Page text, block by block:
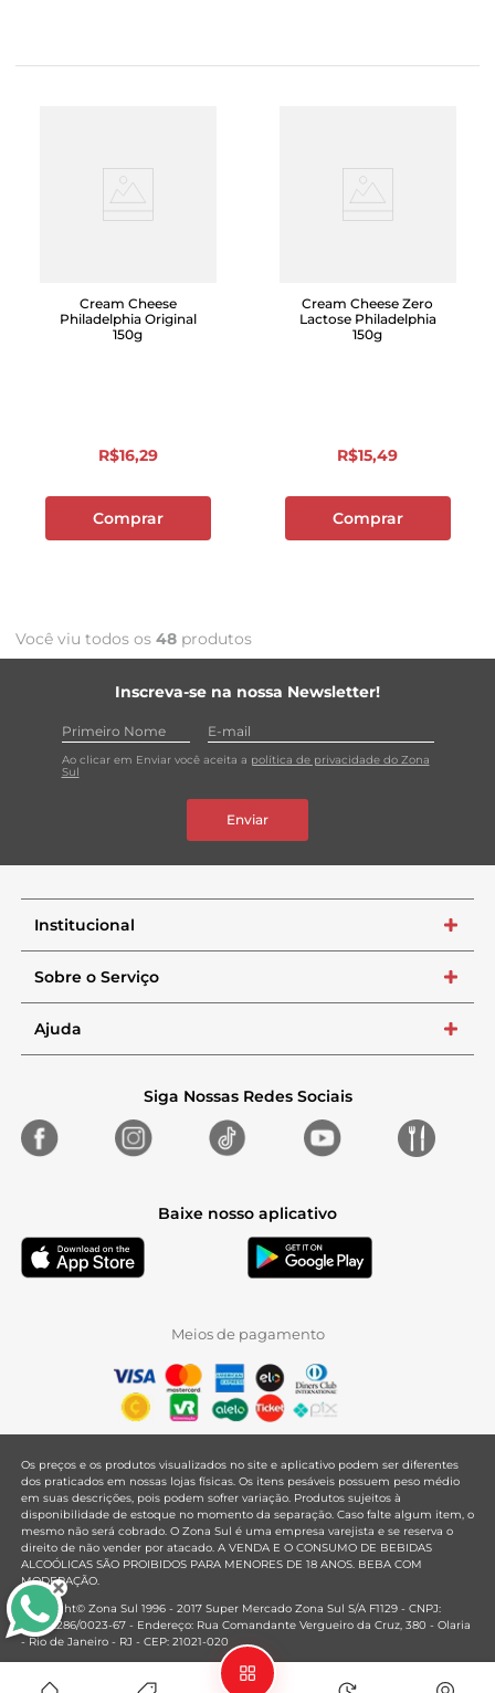
Cream Cheese
Philadelphia Original
150g
R$16,29
Comprar
Cream Cheese Zero
Lactose Philadelphia
150g
R$15,49
Comprar
Você viu todos os 48 produtos
Inscreva-se na nossa Newsletter!
Ao clicar em Enviar você aceita a política de privacidade do Zona
Sul
Enviar
Institucional +
Sobre o Serviço +
Ajuda +
Siga Nossas Redes Sociais
Baixe nosso aplicativo
Meios de pagamento
Os preços e os produtos visualizados no site e aplicativo podem ser diferentes
dos praticados em nossas lojas físicas. Os itens pesáveis possuem peso médio
em suas descrições, pois podem sofrer variação. Produtos sujeitos à
disponibilidade de estoque no momento da separação. Caso falte algum item, o
mesmo não será cobrado. O Zona Sul é uma empresa varejista e se reserva o
direito de não vender por atacado. A VENDA E O CONSUMO DE BEBIDAS
ALCOÓLICAS SÃO PROIBIDOS PARA MENORES DE 18 ANOS. BEBA COM
MODERAÇÃO.
Copyright© Zona Sul 1996 - 2017 Super Mercado Zona Sul S/A F1129 - CNPJ:
33.381.286/0023-67 - Endereço: Rua Comandante Vergueiro da Cruz, 380 - Olaria
- Rio de Janeiro - RJ - CEP: 21021-020
Mantido por